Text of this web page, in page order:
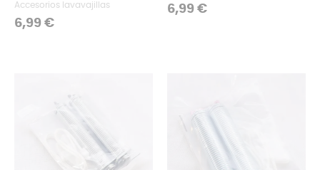
Accesorios lavavajillas
Precio
6,99 €
Precio
6,99 €